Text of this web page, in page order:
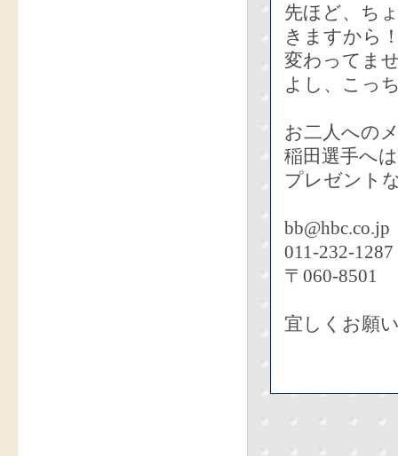
先ほど、ち
きますから
変わってま
よし、こっ
お二人への
稲田選手へ
プレゼント
bb@hbc.co.jp
011-232-1287
〒060-
宜しくお願